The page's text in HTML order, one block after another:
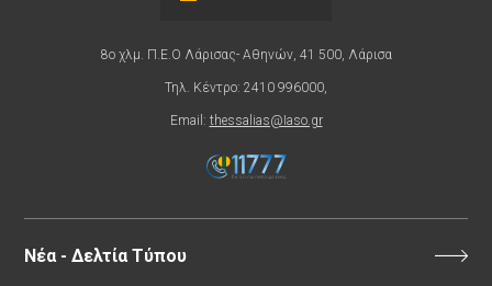
8ο χλμ. Π.Ε.Ο Λάρισας- Αθηνών, 41 500, Λάρισα
Τηλ. Κέντρο: 2410 996000,
Email: thessalias@Iaso.gr
Νέα - Δελτία Τύπου